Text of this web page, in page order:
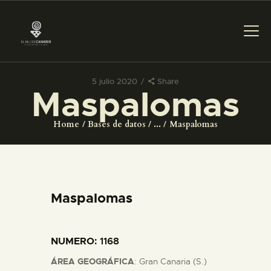
5 julio 2020 Share
Maspalomas
Home Bases de datos ... Maspalomas
PREPARAR LA VISITA
EL MUSEO
COLECCIONES
Maspalomas
NUMERO: 1168
ÁREA GEOGRÁFICA: Gran Canaria (S.)